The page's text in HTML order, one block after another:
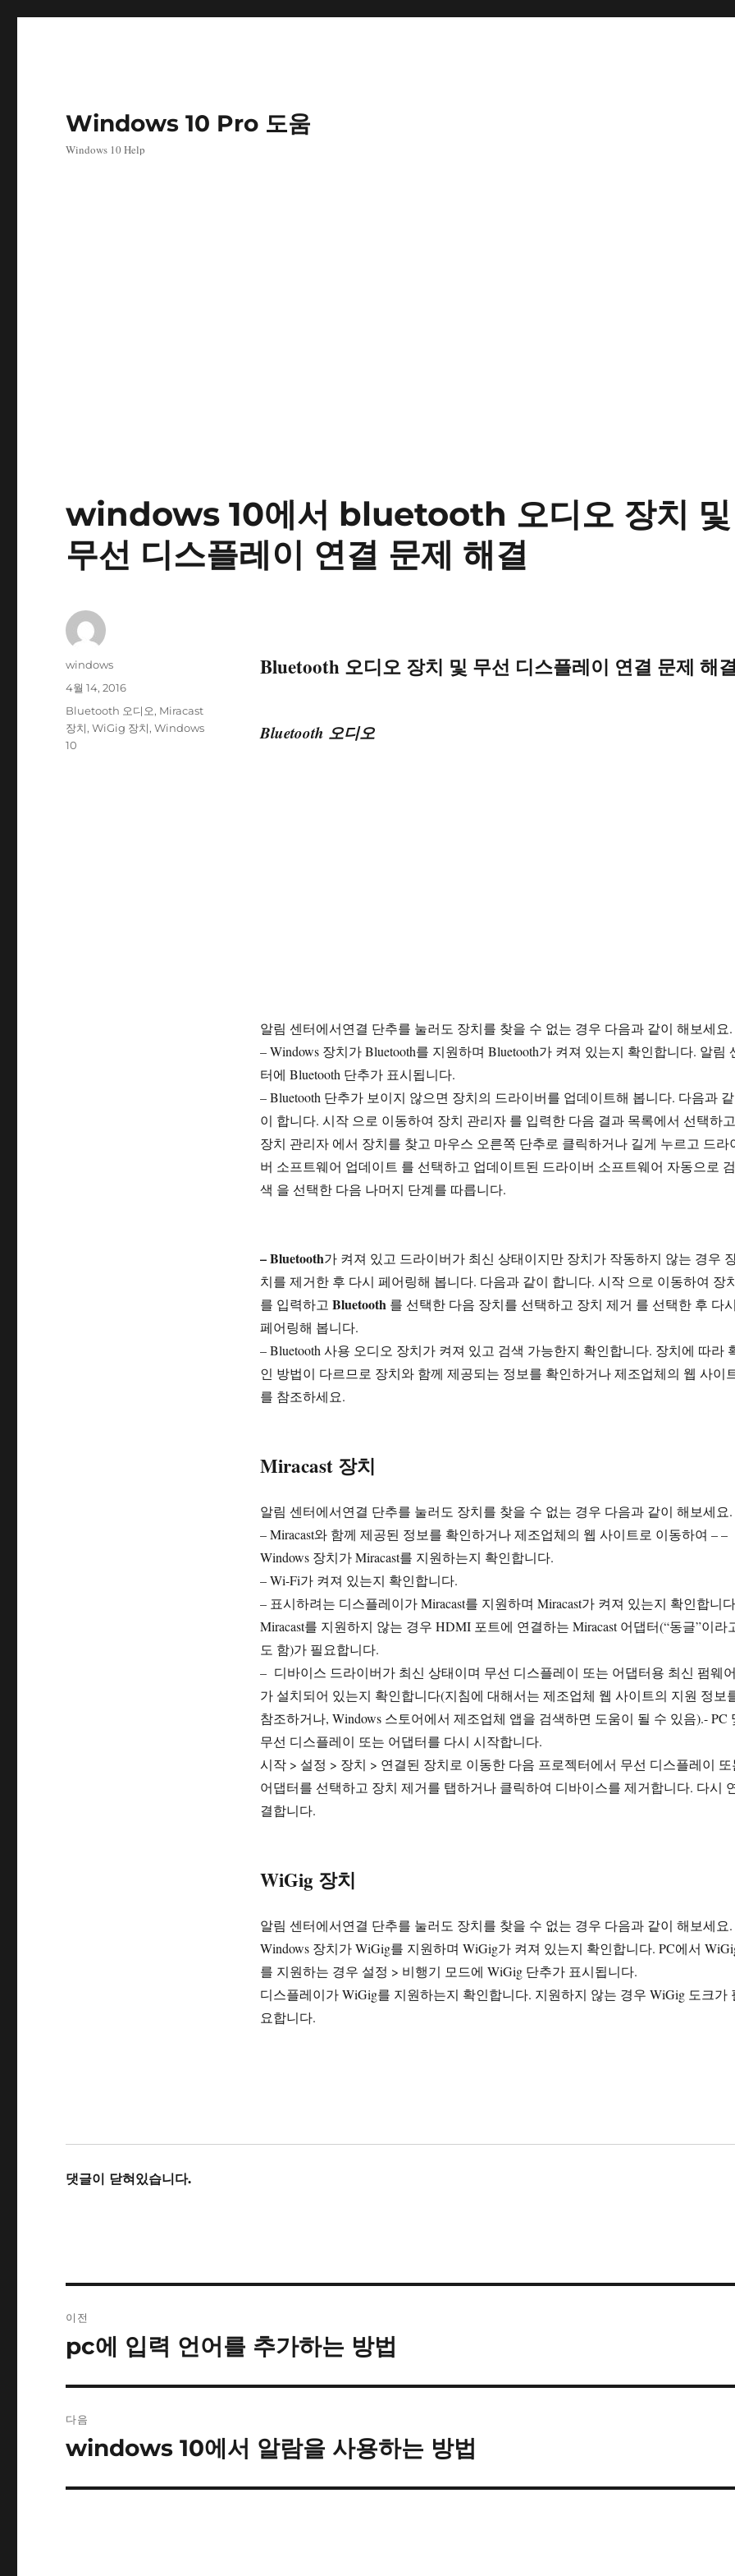
Windows 10 Pro 도움
Windows 10 Help
windows 10에서 bluetooth 오디오 장치 및
무선 디스플레이 연결 문제 해결
Bluetooth 오디오 장치 및 무선 디스플레이 연결 문제 해
Bluetooth 오디오
알림 센터에서연결 단추를 눌러도 장치를 찾을 수 없는 경우 다음과 같이 해보세요.
– Windows 장치가 Bluetooth를 지원하며 Bluetooth가 켜져 있는지 확인합니다. 알림
터에 Bluetooth 단추가 표시됩니다.
– Bluetooth 단추가 보이지 않으면 장치의 드라이버를 업데이트해 봅니다. 다음과 같
이 합니다. 시작 으로 이동하여 장치 관리자 를 입력한 다음 결과 목록에서 선택하고
장치 관리자 에서 장치를 찾고 마우스 오른쪽 단추로 클릭하거나 길게 누르고 드라
버 소프트웨어 업데이트 를 선택하고 업데이트된 드라이버 소프트웨어 자동으로 검
색 을 선택한 다음 나머지 단계를 따릅니다.
– Bluetooth가 켜져 있고 드라이버가 최신 상태이지만 장치가 작동하지 않는 경우
치를 제거한 후 다시 페어링해 봅니다. 다음과 같이 합니다. 시작 으로 이동하여 장
를 입력하고 Bluetooth 를 선택한 다음 장치를 선택하고 장치 제거 를 선택한 후 다
페어링해 봅니다.
– Bluetooth 사용 오디오 장치가 켜져 있고 검색 가능한지 확인합니다. 장치에 따라
인 방법이 다르므로 장치와 함께 제공되는 정보를 확인하거나 제조업체의 웹 사이
를 참조하세요.
Miracast 장치
알림 센터에서연결 단추를 눌러도 장치를 찾을 수 없는 경우 다음과 같이 해보세요.
– Miracast와 함께 제공된 정보를 확인하거나 제조업체의 웹 사이트로 이동하여 – –
Windows 장치가 Miracast를 지원하는지 확인합니다.
– Wi-Fi가 켜져 있는지 확인합니다.
– 표시하려는 디스플레이가 Miracast를 지원하며 Miracast가 켜져 있는지 확인합니
Miracast를 지원하지 않는 경우 HDMI 포트에 연결하는 Miracast 어댑터(“동글”이라
도 함)가 필요합니다.
– 디바이스 드라이버가 최신 상태이며 무선 디스플레이 또는 어댑터용 최신 펌웨
가 설치되어 있는지 확인합니다(지침에 대해서는 제조업체 웹 사이트의 지원 정보
참조하거나, Windows 스토어에서 제조업체 앱을 검색하면 도움이 될 수 있음).- PC
무선 디스플레이 또는 어댑터를 다시 시작합니다.
시작 > 설정 > 장치 > 연결된 장치로 이동한 다음 프로젝터에서 무선 디스플레이 또
어댑터를 선택하고 장치 제거를 탭하거나 클릭하여 디바이스를 제거합니다. 다시
결합니다.
WiGig 장치
알림 센터에서연결 단추를 눌러도 장치를 찾을 수 없는 경우 다음과 같이 해보세요.
Windows 장치가 WiGig를 지원하며 WiGig가 켜져 있는지 확인합니다. PC에서
를 지원하는 경우 설정 > 비행기 모드에 WiGig 단추가 표시됩니다.
디스플레이가 WiGig를 지원하는지 확인합니다. 지원하지 않는 경우 WiGig 도크가
요합니다.
글
쓴
windows
작
성
일
4월 14, 2016
태
그
Bluetooth 오디오, Miracast
장치,WiGig 장치,Windows
10
댓글이 닫혀있습니다.
내
이
이전
이
글:
pc에 입력 언어를 추가하는 방법
다음
다
글:
windows 10에서 알람을 사용하는 방법